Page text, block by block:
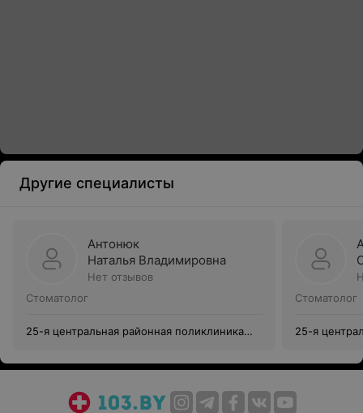
Другие специалисты
Антонюк
Наталья Владимировна
Нет отзывов
Стоматолог
25-я центральная районная поликлиника
Стоматолог
25-я